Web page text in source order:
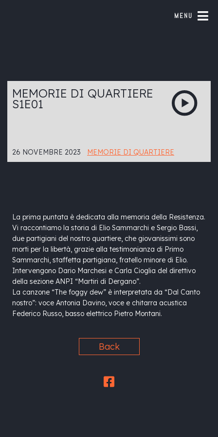
MENU
MEMORIE DI QUARTIERE
S1E01
26 NOVEMBRE 2023 MEMORIE DI QUARTIERE
La prima puntata è dedicata alla memoria della Resistenza.
Vi raccontiamo la storia di Elio Sammarchi e Sergio Bassi,
due partigiani del nostro quartiere, che giovanissimi sono
morti per la libertà, grazie alla testimonianza di Primo
Sammarchi, staffetta partigiana, fratello minore di Elio.
Intervengono Dario Marchesi e Carla Cioglia del direttivo
della sezione ANPI “Martiri di Dergano”.
La canzone “The foggy dew” è interpretata da “Dal Canto
nostro”: voce Antonia Davino, voce e chitarra acustica
Federico Russo, basso elettrico Pietro Montani.
Back